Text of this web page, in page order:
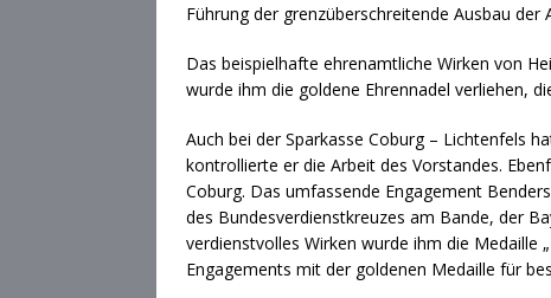
Führung der grenzüberschreitende Ausbau
Das beispielhafte ehrenamtliche Wirken von
wurde ihm die goldene Ehrennadel verliehen,
Auch bei der Sparkasse Coburg – Lichtenfels
kontrollierte er die Arbeit des Vorstandes.
Coburg. Das umfassende Engagement
des Bundesverdienstkreuzes am Bande, der
verdienstvolles Wirken wurde ihm die Medaille
Engagements mit der goldenen Medaille für